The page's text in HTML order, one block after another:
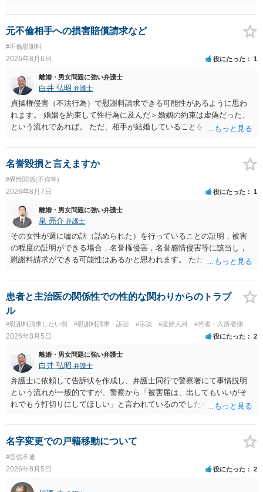
は調停が成立するということはないため，相手が合意するメリットを
だしてでも調停で終わらせるよう努めるのか，裁判離婚を見据えて調
停での離婚に固執しないかいずれかの対応は必要となるかと思われま
す。 お一人で対応するのは難しい側面もありますので弁護士を立てる
ことを検討されると良いかと思われます。
元不倫相手への損害賠償請求など
#不倫慰謝料
2026年8月6日 役にたった 1
離婚・男女問題に強い弁護士
白井 弘昭 弁護士
貞操権侵害（不法行為）で慰謝料請求できる可能性があるように思わ
れます。 婚姻を約束して性行為に及んだ＞婚姻の約束は虚偽だった、
という流れであれば。 ただ、相手が結婚していることを知って行為に
性も認められそうですので、あまり慰謝料は高額にならないように思
われます。 一度、最寄りの弁護士に相談してみてください。
名誉毀損と言えますか
#異性関係(不貞等)
2026年8月7日 役にたった 1
離婚・男女問題に強い弁護士
泉 亮介 弁護士
その女性が週に嘘の話（詰められた）を行っていることの証明，被害
の程度の証明ができる場合，名誉権侵害，名誉感情侵害等に該当し，
慰謝料請求ができる可能性はあるかと思われます。 ただ弁護士費用を
た方が良いでしょう。
患者と主治医の関係性での性的な関わりからのトラブ
ル
#慰謝料請求したい側 #慰謝料請求・訴訟 #示談 #産婦人科 #患者・入所者側
2026年8月5日 役にたった 2
離婚・男女問題に強い弁護士
白井 弘昭 弁護士
弁護士に依頼して告訴状を作成し、弁護士同行で警察署にて事情説明
という流れが一般的ですが、警察から「被害届は、出してもいいがそ
れでもう打切りにしてほしい」と言われているのでしたら、あまり結
検察庁に訴えるのもありかもしれないですが、実際に捜査をするの
は、結局所轄だと思われますので、やはり結論は変わらないかもしれ
ないです。 一度、最寄りの「刑事に強い」とうたっている弁護士に相
談してみてはいかがでしょうか。 以上、ご参考まで。
名字変更での戸籍移動について
#音信不通
2026年8月5日 役にたった 2